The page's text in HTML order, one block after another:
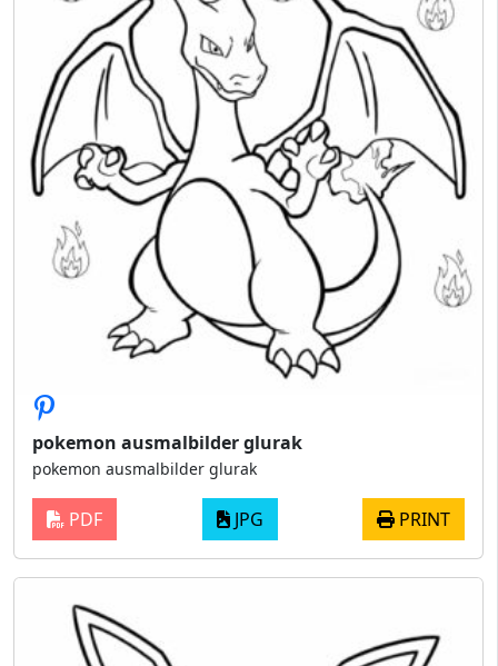
pokemon ausmalbilder glurak
pokemon ausmalbilder glurak
PDF JPG PRINT